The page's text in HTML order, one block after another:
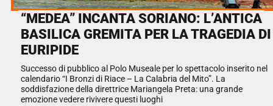
“MEDEA” INCANTA SORIANO: L’ANTICA
BASILICA GREMITA PER LA TRAGEDIA DI
EURIPIDE
Successo di pubblico al Polo Museale per lo spettacolo inserito nel
calendario “I Bronzi di Riace – La Calabria del Mito”. La
soddisfazione della direttrice Mariangela Preta: una grande
emozione vedere rivivere questi luoghi